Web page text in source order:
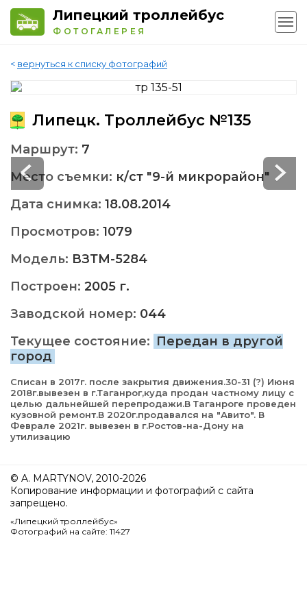
Липецкий троллейбус
ФОТОГАЛЕРЕЯ
< вернуться к списку фотографий
Липецк. Троллейбус №135
Маршрут: 7
Место съемки: к/ст "9-й микрорайон"
Дата снимка: 18.08.2014
Просмотров: 1079
Модель: ВЗТМ-5284
Построен: 2005 г.
Заводской номер: 044
Текущее состояние: Передан в другой
город
Списан в 2017г. после закрытия движения.30-31 (?) Июня
2018г.вывезен в г.Таганрог,куда продан частному лицу с
целью дальнейшей перепродажи.В Таганроге проведен
кузовной ремонт.В 2020г.продавался на "Авито". В
Феврале 2021г. вывезен в г.Ростов-на-Дону на
утилизацию
© A. MARTYNOV, 2010-2026
Копирование информации и фотографий с сайта
запрещено.
«Липецкий троллейбус»
Фотографий на сайте: 11427